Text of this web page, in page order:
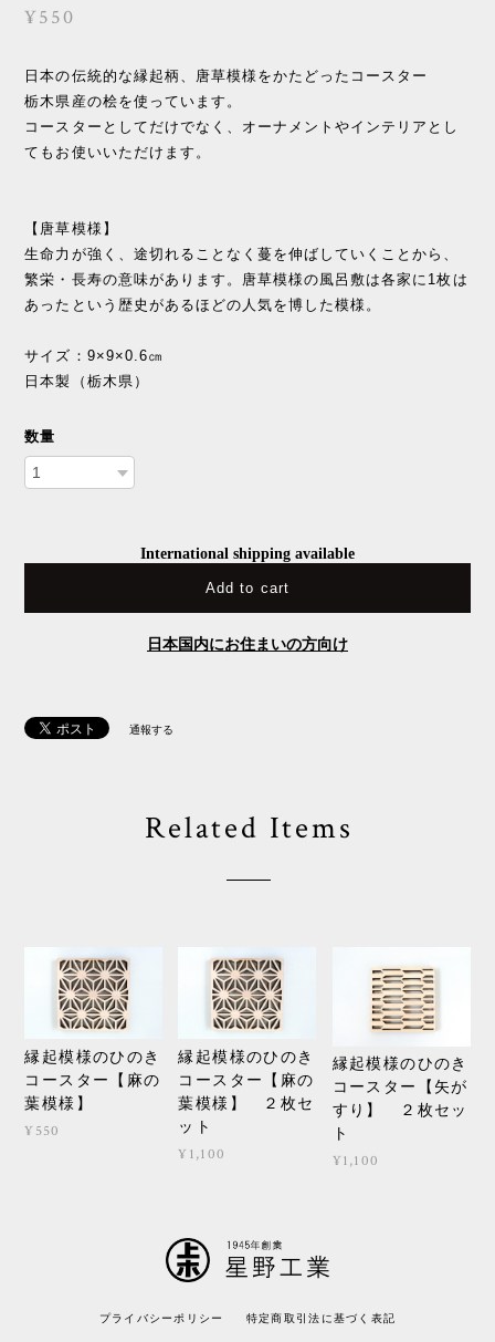
¥550
日本の伝統的な縁起柄、唐草模様をかたどったコースター
栃木県産の桧を使っています。
コースターとしてだけでなく、オーナメントやインテリアとし
てもお使いいただけます。
【唐草模様】
生命力が強く、途切れることなく蔓を伸ばしていくことから、
繁栄・長寿の意味があります。唐草模様の風呂敷は各家に1枚は
あったという歴史があるほどの人気を博した模様。
サイズ：9×9×0.6㎝
日本製（栃木県）
数量
International shipping available
Add to cart
日本国内にお住まいの方向け
通報する
Related Items
縁起模様のひのき
コースター【麻の
葉模様】
¥550
縁起模様のひのき
コースター【麻の
葉模様】 ２枚セ
ット
¥1,100
縁起模様のひのき
コースター【矢が
すり】 ２枚セッ
ト
¥1,100
プライバシーポリシー 特定商取引法に基づく表記